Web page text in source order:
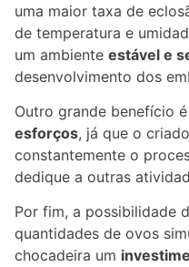
uma maior taxa de
de temperatura e
um ambiente estável e
desenvolvimento dos
Outro grande benefício
esforços, já que o
constantemente o
dedique a outras
Por fim, a possibilidade
quantidades de ovos
chocadeira um